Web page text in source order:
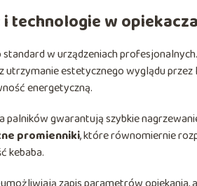
technologie w
w urządzeniach
utrzymanie estetycznego wyglądu
energetyczną.
gwarantują szybkie
promienniki, które równomiernie
kebaba.